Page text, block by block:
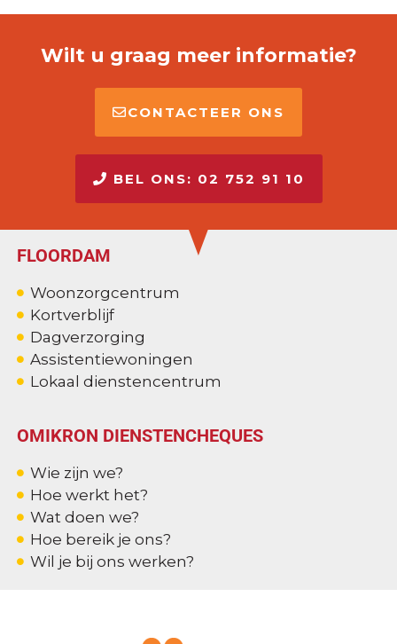
Wilt u graag meer informatie?
CONTACTEER ONS
BEL ONS: 02 752 91 10
FLOORDAM
Woonzorgcentrum
Kortverblijf
Dagverzorging
Assistentiewoningen
Lokaal dienstencentrum
OMIKRON DIENSTENCHEQUES
Wie zijn we?
Hoe werkt het?
Wat doen we?
Hoe bereik je ons?
Wil je bij ons werken?